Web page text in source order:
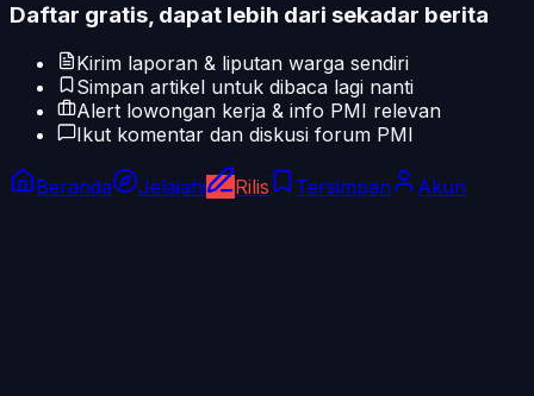
Daftar gratis, dapat lebih dari sekadar berita
Kirim laporan & liputan warga sendiri
Simpan artikel untuk dibaca lagi nanti
Alert lowongan kerja & info PMI relevan
Ikut komentar dan diskusi forum PMI
Beranda Jelajahi Rilis Tersimpan Akun